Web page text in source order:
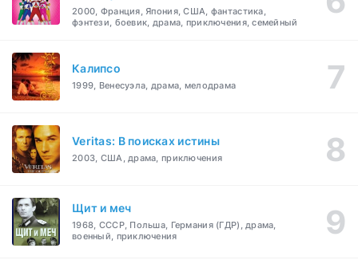
2000, Франция, Япония, США, фантастика,
фэнтези, боевик, драма, приключения, семейный
Калипсо
1999, Венесуэла, драма, мелодрама
Veritas: В поисках истины
2003, США, драма, приключения
Щит и меч
1968, СССР, Польша, Германия (ГДР), драма,
военный, приключения